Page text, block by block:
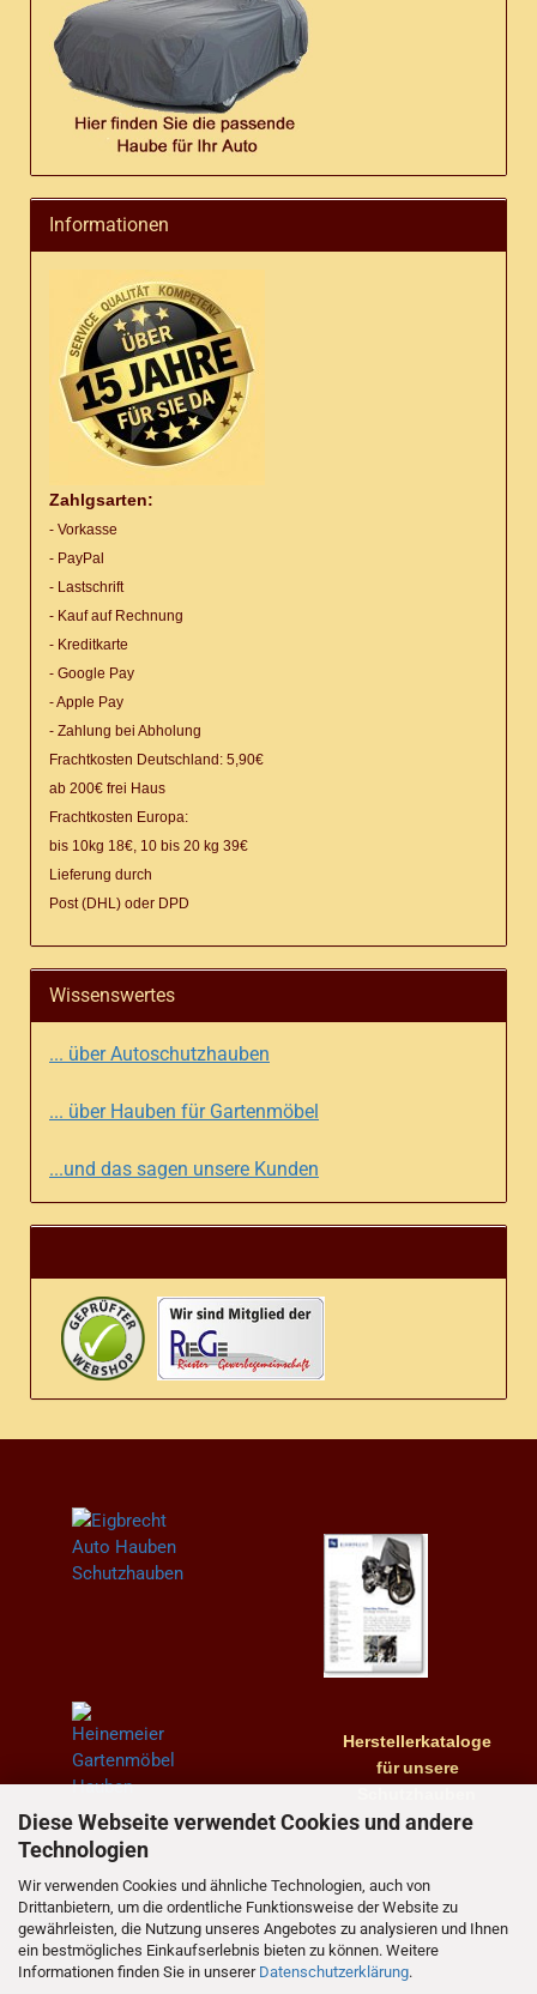
Diese Webseite verwendet Cookies und andere
Technologien
Wir verwenden Cookies und ähnliche Technologien, auch von
Drittanbietern, um die ordentliche Funktionsweise der Website zu
gewährleisten, die Nutzung unseres Angebotes zu analysieren und Ihnen
ein bestmögliches Einkaufserlebnis bieten zu können. Weitere
Informationen finden Sie in unserer Datenschutzerklärung.
Informationen
Zahlgsarten:
- Vorkasse
- PayPal
- Lastschrift
- Kauf auf Rechnung
- Kreditkarte
- Google Pay
- Apple Pay
- Zahlung bei Abholung
Frachtkosten Deutschland: 5,90€
ab 200€ frei Haus
Frachtkosten Europa:
bis 10kg 18€, 10 bis 20 kg 39€
Lieferung durch
Post (DHL) oder DPD
Wissenswertes
... über Autoschutzhauben
... über Hauben für Gartenmöbel
...und das sagen unsere Kunden
Herstellerkataloge
fürunsere